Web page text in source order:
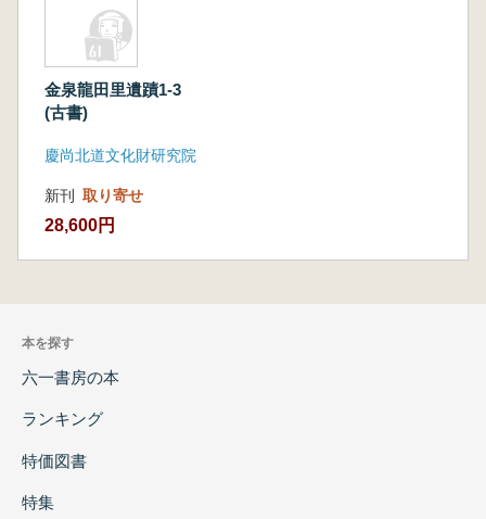
金泉龍田里遺蹟1-3
(古書)
慶尚北道文化財研究院
新刊 取り寄せ
28,600円
本を探す
六一書房の本
ランキング
特価図書
特集